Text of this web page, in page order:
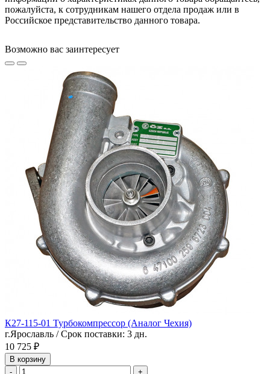
пожалуйста, к сотрудникам нашего отдела продаж или в
Российское представительство данного товара.
Возможно вас заинтересует
К27-115-01 Турбокомпрессор (Аналог Чехия)
г.Ярославль / Срок поставки: 3 дн.
10 725 ₽
В корзину
-
+